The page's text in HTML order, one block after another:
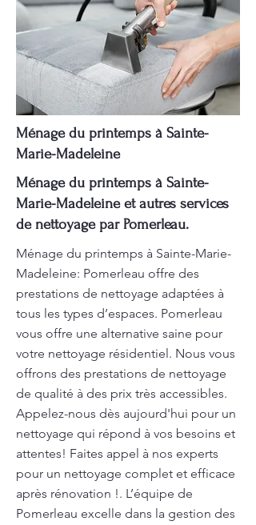
Ménage du printemps à Sainte-
Marie-Madeleine
Ménage du printemps à Sainte-
Marie-Madeleine et autres services
de nettoyage par Pomerleau.
Ménage du printemps à Sainte-Marie-
Madeleine: Pomerleau offre des
prestations de nettoyage adaptées à
tous les types d’espaces. Pomerleau
vous offre une alternative saine pour
votre nettoyage résidentiel. Nous vous
offrons des prestations de nettoyage
de qualité à des prix très accessibles.
Appelez-nous dès aujourd'hui pour un
nettoyage qui répond à vos besoins et
attentes! Faites appel à nos experts
pour un nettoyage complet et efficace
après rénovation !. L’équipe de
Pomerleau excelle dans la gestion des